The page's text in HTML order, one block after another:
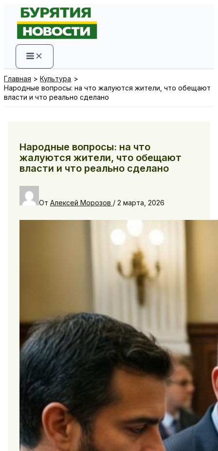
Перейти
содержимому
Главная
Культура
Народные вопросы: на что жалуются жители, что обещают
власти и что реально сделано
Народные вопросы: на что
жалуются жители, что обещают
власти и что реально сделано
От Алексей Морозов / 2 марта, 2026